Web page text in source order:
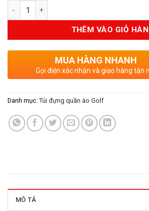
Số lượng
THÊM VÀO GIỎ
MUA HÀNG NHANH
Gọi điện xác nhận và giao hàng tận
Danh mục: Túi đựng quần áo Golf
MÔ TẢ